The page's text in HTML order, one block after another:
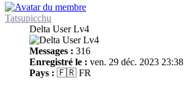
Tatsupicchu
Delta User Lv4
Messages : 316
Enregistré le : ven. 29 déc. 2023 23:38
Pays : 🇫🇷 FR